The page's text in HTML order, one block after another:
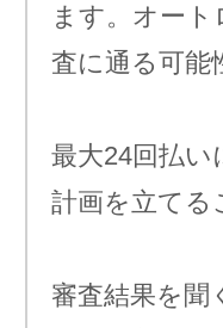
ます。オー
査に通る可能
最大24回払
計画を立てる
審査結果を聞